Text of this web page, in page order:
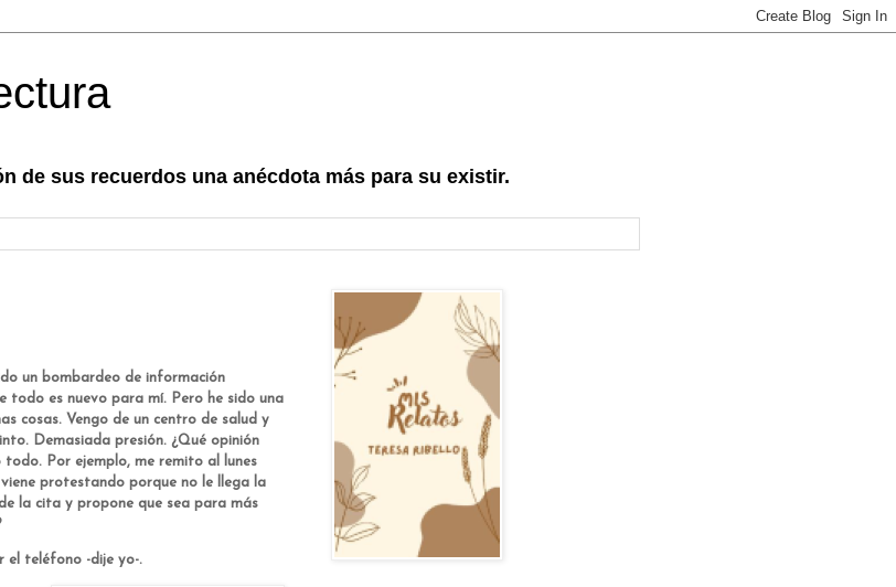
de sus recuerdos una anécdota más para su existir.
un bombardeo de información
todo es nuevo para mí. Pero he sido una
cosas. Vengo de un centro de salud y
Demasiada presión. ¿Qué opinión
todo. Por ejemplo, me remito al lunes
protestando porque no le llega la
la cita y propone que sea para más
el teléfono -dije yo-.